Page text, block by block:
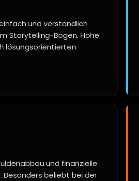
und verständlich
Storytelling-Bogen. Hohe
lösungsorientierten
und finanzielle
Besonders beliebt bei der